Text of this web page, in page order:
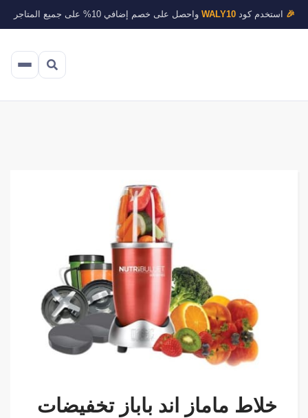
🎉 استخدم كودWALY10 واحصل على خصم إضافي 10% على جميع المتاجر
خلاط ماماز اند باباز تخفيضات